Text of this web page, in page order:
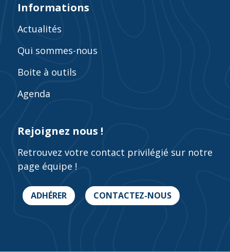
Informations
Actualités
Qui sommes-nous
Boite à outils
Agenda
Rejoignez nous !
Retrouvez votre contact privilégié sur notre
page équipe !
ADHÉRER CONTACTEZ-NOUS